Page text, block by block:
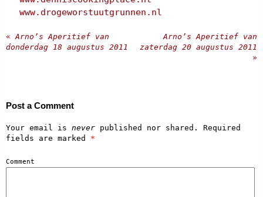
www.drogeworstuutgrunnen.nl
« Arno’s Aperitief van
donderdag 18 augustus 2011
Arno’s Aperitief van
zaterdag 20 augustus 2011
»
Post a Comment
Your email is never published nor shared. Required
fields are marked *
Comment